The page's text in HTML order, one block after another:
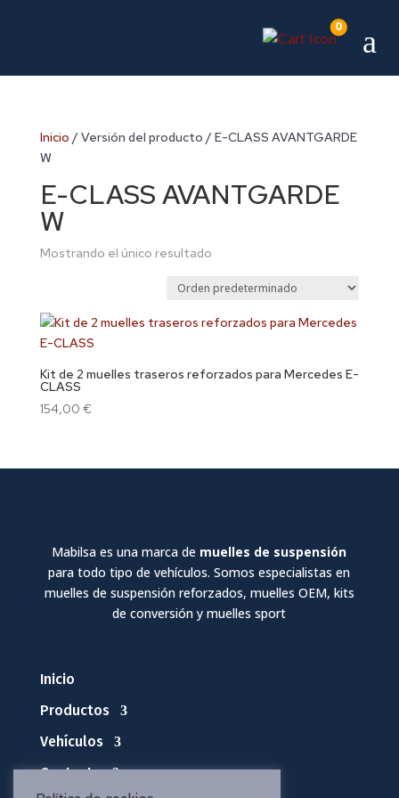
0 a
Inicio / Versión del producto / E-CLASS AVANTGARDE
W
E-CLASS AVANTGARDE
W
Mostrando el único resultado
Kit de 2 muelles traseros reforzados para Mercedes E-
CLASS
154,00 €
Mabilsa es una marca de muelles de suspensión
para todo tipo de vehículos. Somos especialistas en
muelles de suspensión reforzados, muelles OEM, kits
de conversión y muelles sport
Inicio
Productos
Vehículos
Contacto